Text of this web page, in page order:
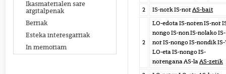
Ikasmaterialen sare
argitalpenak
Berriak
Esteka interesgarriak
In memoriam
2
IS-nork IS-norAS-bait
2
LO-edota IS-noren IS-nor
nongo IS-non IS-nolako IS-
nor IS-nongo IS-nondik IS-
LO-eta IS-nongo IS-
norengana AS-laAS-zerik